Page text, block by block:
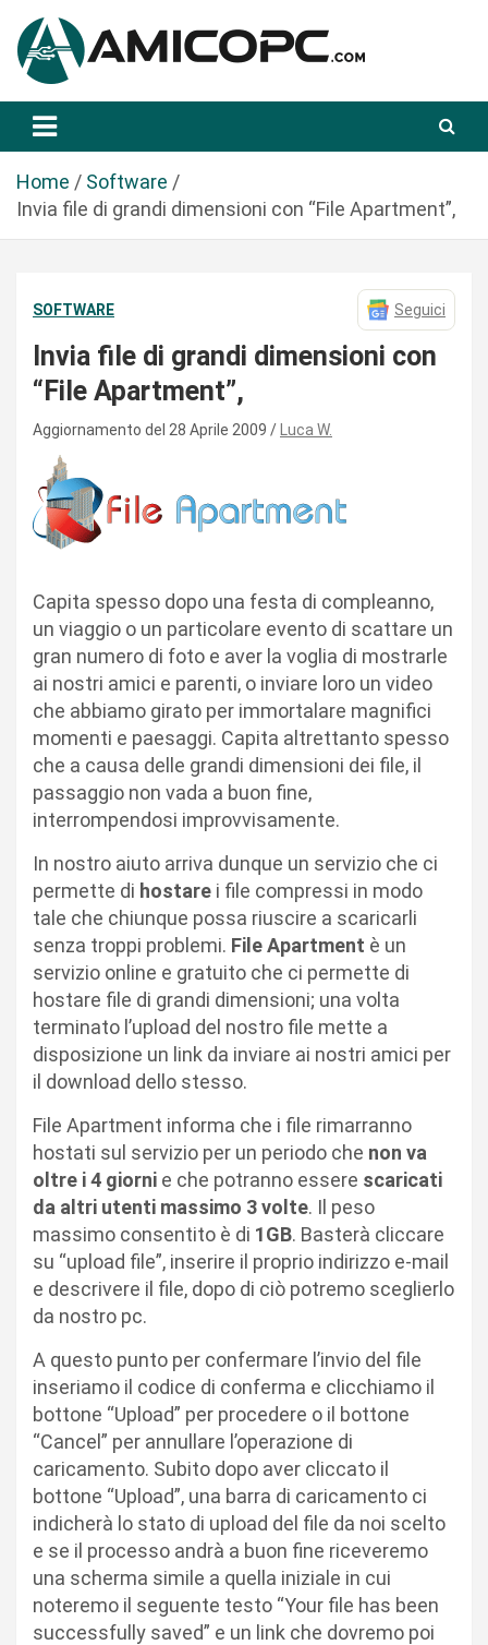
a
Amicopc.com
Home
Software
Invia file di grandi dimensioni con “File Apartment”,
SOFTWARE Seguici
Invia file di grandi dimensioni con
“File Apartment”,
Aggiornamento del 28 Aprile 2009 Luca W.
Capita spesso dopo una festa di compleanno,
un viaggio o un particolare evento di scattare un
gran numero di foto e aver la voglia di mostrarle
ai nostri amici e parenti, o inviare loro un video
che abbiamo girato per immortalare magnifici
momenti e paesaggi. Capita altrettanto spesso
che a causa delle grandi dimensioni dei file, il
passaggio non vada a buon fine,
interrompendosi improvvisamente.
In nostro aiuto arriva dunque un servizio che ci
permette di hostare i file compressi in modo
tale che chiunque possa riuscire a scaricarli
senza troppi problemi. File Apartment è un
servizio online e gratuito che ci permette di
hostare file di grandi dimensioni; una volta
terminato l’upload del nostro file mette a
disposizione un link da inviare ai nostri amici per
il download dello stesso.
File Apartment informa che i file rimarranno
hostati sul servizio per un periodo che non va
oltre i 4 giorni e che potranno essere scaricati
da altri utenti massimo 3 volte. Il peso
massimo consentito è di 1GB. Basterà cliccare
su “upload file”, inserire il proprio indirizzo e-mail
e descrivere il file, dopo di ciò potremo sceglierlo
da nostro pc.
A questo punto per confermare l’invio del file
inseriamo il codice di conferma e clicchiamo il
bottone “Upload” per procedere o il bottone
“Cancel” per annullare l’operazione di
caricamento. Subito dopo aver cliccato il
bottone “Upload”, una barra di caricamento ci
indicherà lo stato di upload del file da noi scelto
e se il processo andrà a buon fine riceveremo
una scherma simile a quella iniziale in cui
noteremo il seguente testo “Your file has been
successfully saved” e un link che dovremo poi